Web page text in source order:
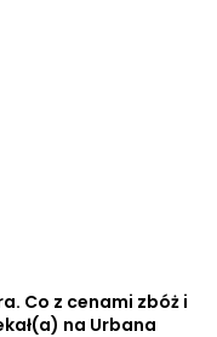
Co z cenami zbóż i
na Urbana